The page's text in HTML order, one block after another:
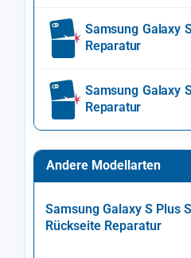
Samsung Galaxy
Reparatur
Samsung Galaxy
Reparatur
Andere Modellarten
Samsung Galaxy S Plus
Rückseite Reparatur